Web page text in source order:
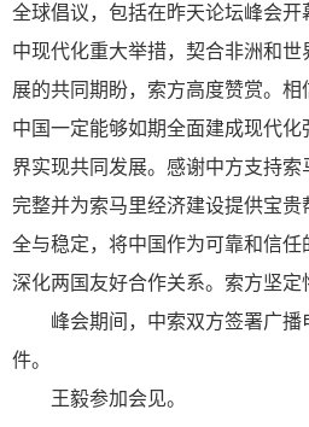
全球倡议，包括在昨天论坛峰会
中现代化重大举措，契合非洲和
展的共同期盼，索方高度赞赏。相
中国一定能够如期全面建成现代
界实现共同发展。感谢中方支持
完整并为索马里经济建设提供宝
全与稳定，将中国作为可靠和信
深化两国友好合作关系。索方坚定
峰会期间，中索双方签署广
件。
王毅参加会见。